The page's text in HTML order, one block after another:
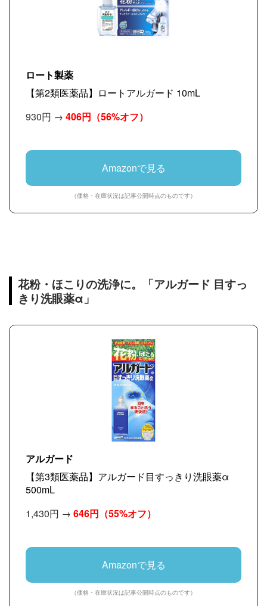
ロート製薬
【第2類医薬品】ロートアルガード 10mL
930円 → 406円 （56%オフ）
Amazonで見る
（価格・在庫状況は記事公開時点のものです）
花粉・ほこりの洗浄に。「アルガード 目すっ
きり洗眼薬α」
アルガード
【第3類医薬品】アルガード目すっきり洗眼薬α
500mL
1,430円 → 646円 （55%オフ）
Amazonで見る
（価格・在庫状況は記事公開時点のものです）